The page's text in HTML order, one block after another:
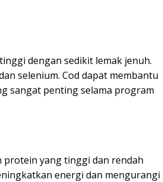
dengan sedikit lemak jenuh.
selenium. Cod dapat membantu
sangat penting selama program
protein yang tinggi dan rendah
energi dan mengurangi